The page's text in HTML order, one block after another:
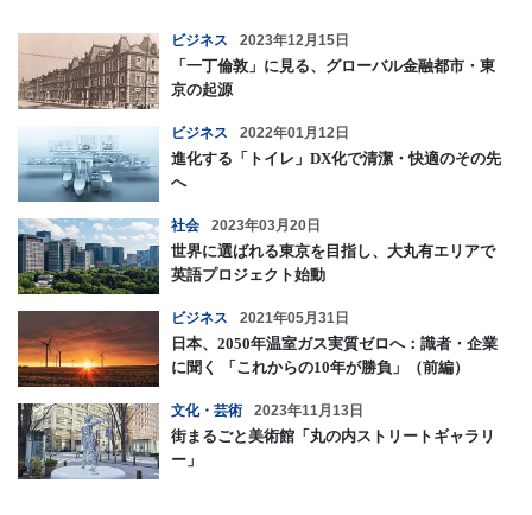
ビジネス 2023年12月15日
「一丁倫敦」に見る、グローバル金融都市・東
京の起源
ビジネス 2022年01月12日
進化する「トイレ」DX化で清潔・快適のその先
へ
社会 2023年03月20日
世界に選ばれる東京を目指し、大丸有エリアで
英語プロジェクト始動
ビジネス 2021年05月31日
日本、2050年温室ガス実質ゼロへ：識者・企業
に聞く 「これからの10年が勝負」（前編）
文化・芸術 2023年11月13日
街まるごと美術館「丸の内ストリートギャラリ
ー」